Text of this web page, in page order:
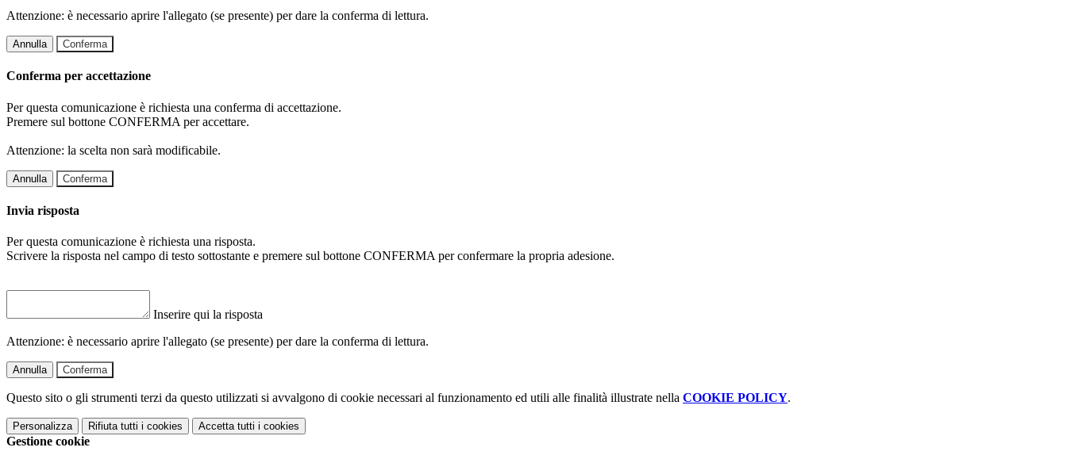
Attenzione: è necessario aprire l'allegato (se presente) per dare la conferma di lettura.
Annulla Conferma
Conferma per accettazione
Per questa comunicazione è richiesta una conferma di accettazione.
Premere sul bottone CONFERMA per accettare.
Attenzione: la scelta non sarà modificabile.
Annulla Conferma
Invia risposta
Per questa comunicazione è richiesta una risposta.
Scrivere la risposta nel campo di testo sottostante e premere sul bottone CONFERMA per confermare la propria adesione.
Inserire qui la risposta
Attenzione: è necessario aprire l'allegato (se presente) per dare la conferma di lettura.
Annulla Conferma
Questo sito o gli strumenti terzi da questo utilizzati si avvalgono di cookie necessari al funzionamento ed utili alle finalità illustrate nella COOKIE POLICY.
Personalizza Rifiuta tutti i cookies Accetta tutti i cookies
Gestione cookie